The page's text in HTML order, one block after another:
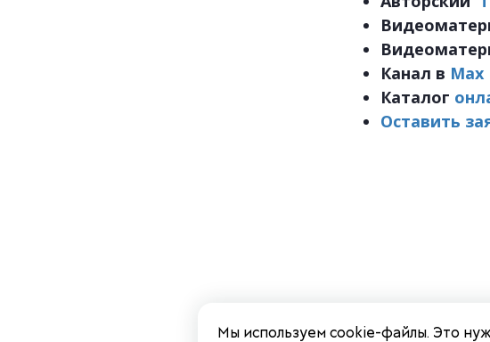
Канал в Мах
Каталог
Оставить
Мы используем cookie-файлы. Это